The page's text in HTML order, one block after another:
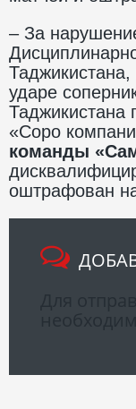
– За
ударе
Таджикистана
«Соро
команды
оштрафован